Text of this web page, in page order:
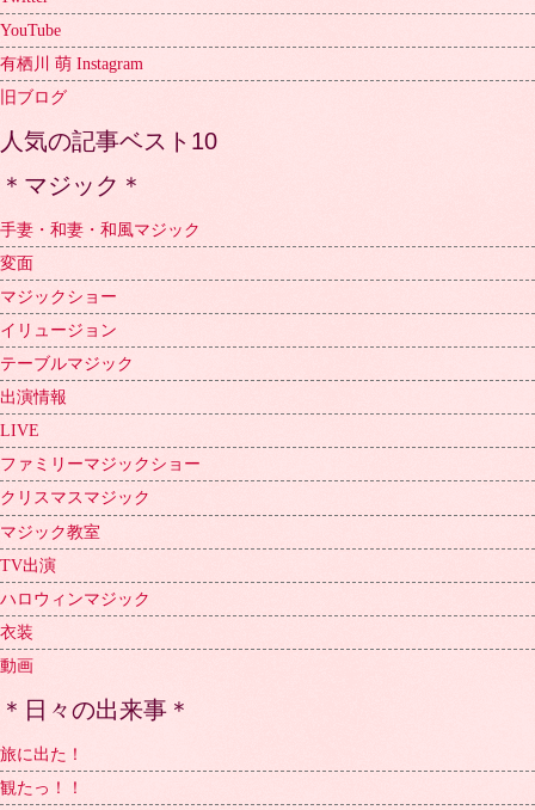
YouTube
有栖川 萌 Instagram
旧ブログ
人気の記事ベスト10
＊マジック＊
手妻・和妻・和風マジック
変面
マジックショー
イリュージョン
テーブルマジック
出演情報
LIVE
ファミリーマジックショー
クリスマスマジック
マジック教室
TV出演
ハロウィンマジック
衣装
動画
＊日々の出来事＊
旅に出た！
観たっ！！